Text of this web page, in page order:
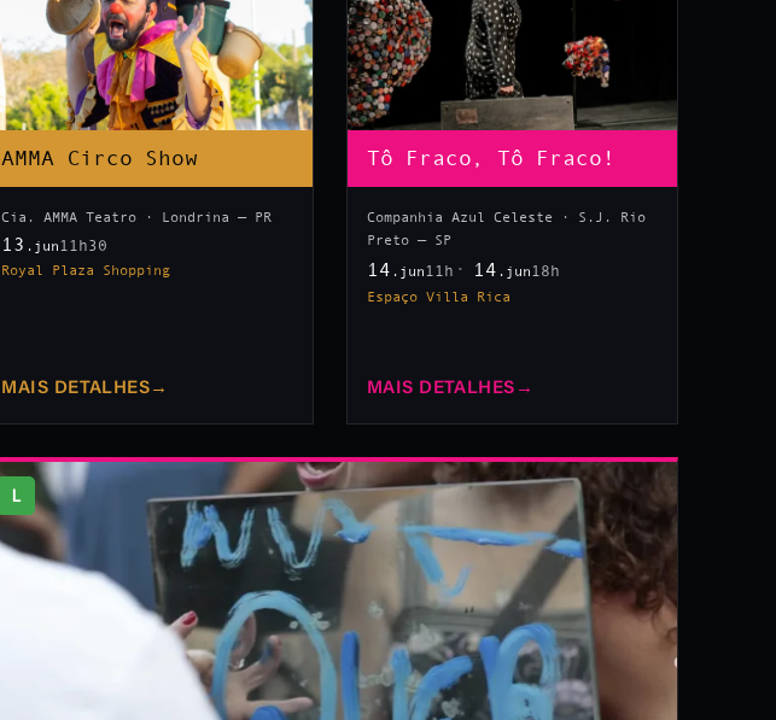
AMMA Circo Show
Cia. AMMA Teatro · Londrina — PR
13 .jun11h30
Royal Plaza Shopping
MAIS DETALHES →
Tô Fraco, Tô Fraco!
Companhia Azul Celeste · S.J. Rio
Preto — SP
14 .jun11h 14 .jun18h
Espaço Villa Rica
MAIS DETALHES →
L